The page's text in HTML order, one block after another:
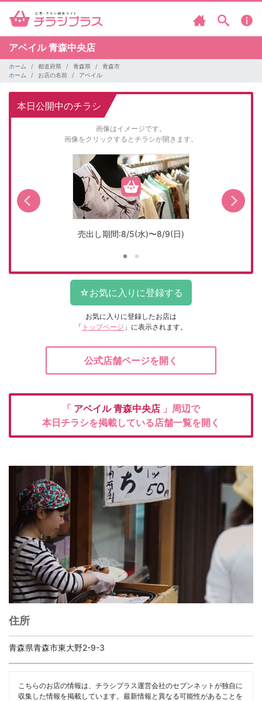
アベイル青森中央店
ホーム 都道府県 青森県
青森市
ホーム
お店の名前 アベイル
本日公開中のチラシ
画像はイメージです。
画像をクリックするとチラシが開きます。
売出し期間:8/5(水)〜8/9(日)
お気に入りに登録したお店は
「 トップページ 」に表示されます。
公式店舗ページを開く
「 アベイル青森中央店 」周辺で
本日チラシを掲載している店舗一覧を開く
住所
青森県青森市東大野2-9-3
こちらのお店の情報は、チラシプラス運営会社のセブンネットが独自に
収集した情報を掲載しています。最新情報と異なる可能性があることを